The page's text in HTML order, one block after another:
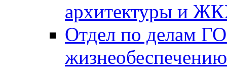
архитектуры и
Отдел по делам